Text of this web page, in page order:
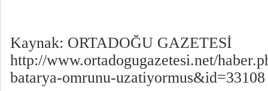
Kaynak: ORTADOĞU GAZETESİ
http://www.ortadogugazetesi.net/
batarya-omrunu-uzatiyormus&id=33108